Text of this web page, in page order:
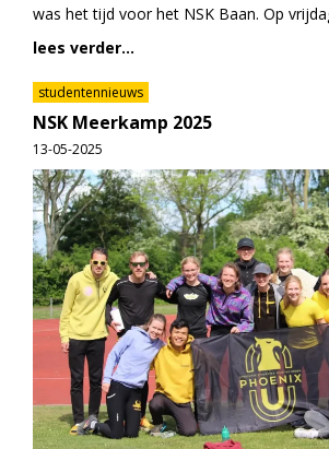
was het tijd voor het NSK Baan. Op
lees verder...
studentennieuws
NSK Meerkamp 2025
13-05-2025